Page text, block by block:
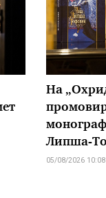
На
Липша-
05/08/2026 10:08